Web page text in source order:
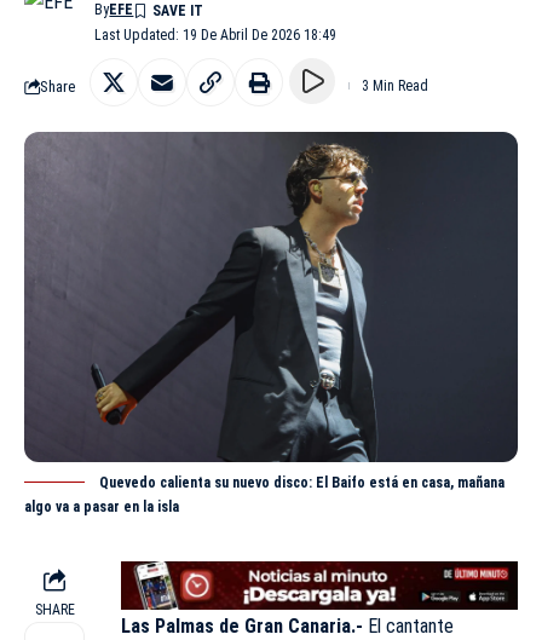
Last Updated: 19 De Abril De 2026 18:49
ByEFE
Share 3 Min Read
Quevedo calienta su nuevo disco: El Baifo está en casa, mañana
algo va a pasar en la isla
SHARE
Las Palmas de Gran Canaria.- El cantante